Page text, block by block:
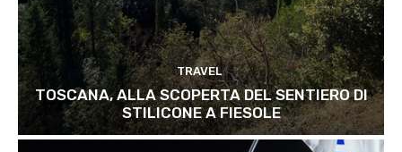
TRAVEL
TOSCANA, ALLA SCOPERTA DEL SENTIERO DI
STILICONE A FIESOLE